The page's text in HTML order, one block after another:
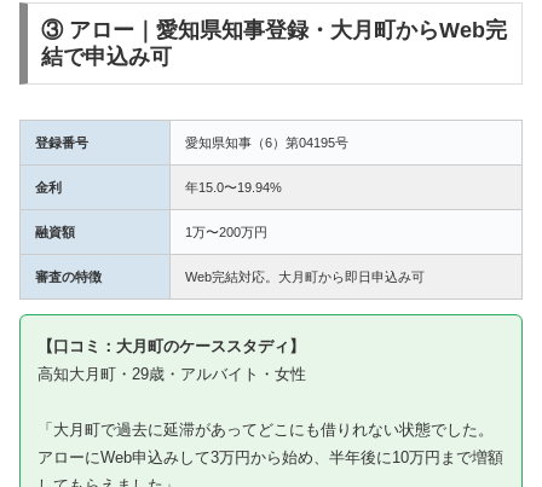
③ アロー｜愛知県知事登録・大月町からWeb完
結で申込み可
登録番号 愛知県知事（6）第04195号
金利 年15.0〜19.94%
融資額 1万〜200万円
審査の特徴 Web完結対応。大月町から即日申込み可
【口コミ：大月町のケーススタディ】
高知大月町・29歳・アルバイト・女性
「大月町で過去に延滞があってどこにも借りれない状態でした。
アローにWeb申込みして3万円から始め、半年後に10万円まで増額